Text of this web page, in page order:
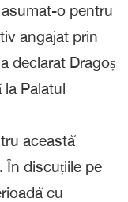
o pentru
angajat prin
declarat Dragoș
Palatul
această
În discuțiile pe
cu